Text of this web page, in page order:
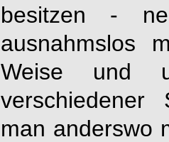
besitzen -
ausnahmslos
Weise und
verschiedener
man anderswo